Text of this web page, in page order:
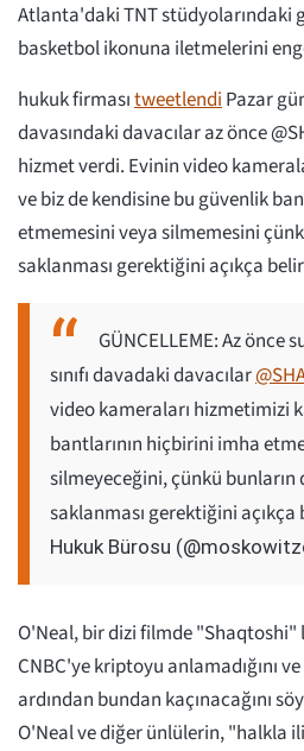
Atlanta'daki TNT stüdyolarındaki
basketbol ikonuna iletmelerini
hukuk firmasıtweetlendiPazar
davasındaki davacılar az önce
hizmet verdi. Evinin video
ve biz de kendisine bu güvenlik
etmemesini veya silmemesini
saklanması gerektiğini açıkça
GÜNCELLEME: Az önce
sınıfı davadaki davacılar
video kameraları hizmetimizi
bantlarının hiçbirini imha
silmeyeceğini, çünkü bunların
saklanması gerektiğini
Hukuk Bürosu
O'Neal, bir dizi filmde "Shaqtoshi"
CNBC'ye kriptoyu anlamadığını
ardından bundan kaçınacağını
O'Neal ve diğer ünlülerin, "halkla